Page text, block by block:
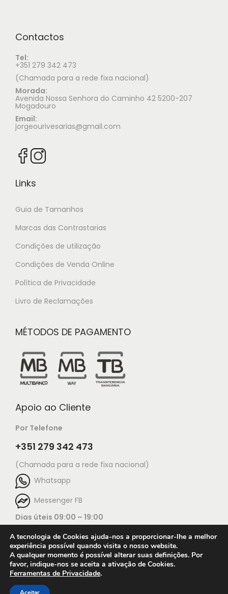
Contactos
Tel:
+351 279 342 473
(Chamada para a rede fixa nacional)
Morada:
Avenida Nossa Senhora do Caminho 42 5200-207
Mogadouro
Email:
jorgeourivesarias@gmail.com
Links
Guia de Tamanhos
Marcas das Contrastarias
Condições de utilização
Condições de Venda Online
Política de Privacidade
Livro de Reclamações
MÉTODOS DE PAGAMENTO
Apoio ao Cliente
Por Telefone
+351 279 342 473
(Chamada para a rede fixa nacional)
Whatsapp
Messenger FB
Dias úteis 09:00 – 19:00
© 2025 Jorge Ourivesaria |
A tecnologia de Cookies ajuda-nos a proporcionar-lhe a melhor
experiência possível quando visita o nosso website.
A qualquer momento é possível alterar suas definições. Por
favor, indique-nos se aceita a ativação de Cookies.
Ferramentas de Privacidade.